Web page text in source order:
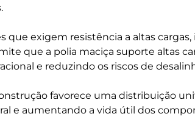
que exigem resistência a altas
que a polia maciça suporte altas
e reduzindo os riscos de
favorece uma distribuição
e aumentando a vida útil dos